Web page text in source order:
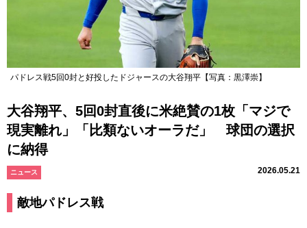
パドレス戦5回0封と好投したドジャースの大谷翔平【写真：黒澤崇】
大谷翔平、5回0封直後に米絶賛の1枚「マジで
現実離れ」「比類ないオーラだ」 球団の選択
に納得
ニュース 2026.05.21
敵地パドレス戦